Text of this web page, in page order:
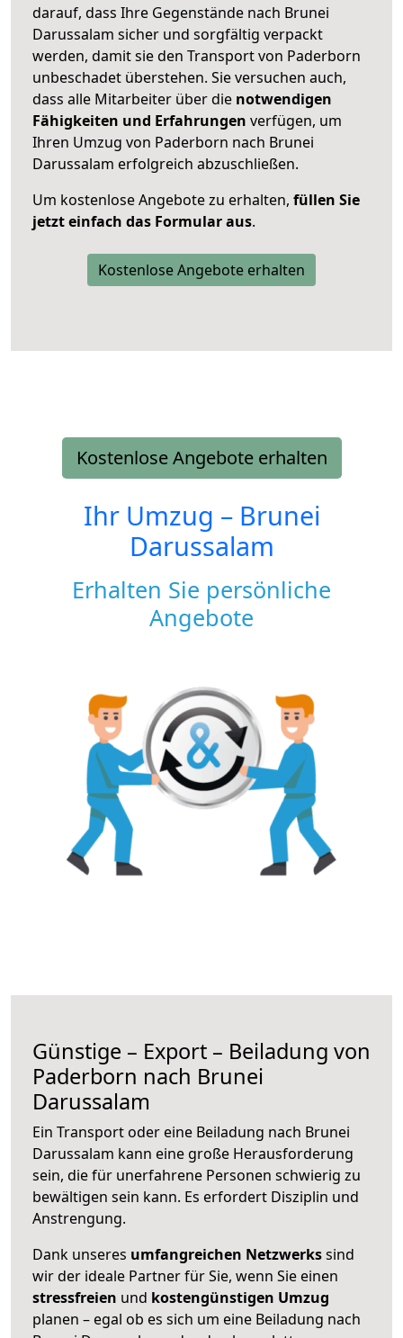
darauf, dass Ihre Gegenstände nach Brunei
Darussalam sicher und sorgfältig verpackt
werden, damit sie den Transport von Paderborn
unbeschadet überstehen. Sie versuchen auch,
dass alle Mitarbeiter über die notwendigen
Fähigkeiten und Erfahrungen verfügen, um
Ihren Umzug von Paderborn nach Brunei
Darussalam erfolgreich abzuschließen.
Um kostenlose Angebote zu erhalten, füllen Sie
jetzt einfach das Formular aus.
Kostenlose Angebote erhalten
Kostenlose Angebote erhalten
Ihr Umzug – Brunei
Darussalam
Erhalten Sie persönliche
Angebote
Günstige – Export – Beiladung von
Paderborn nach Brunei
Darussalam
Ein Transport oder eine Beiladung nach Brunei
Darussalam kann eine große Herausforderung
sein, die für unerfahrene Personen schwierig zu
bewältigen sein kann. Es erfordert Disziplin und
Anstrengung.
Dank unseres umfangreichen Netzwerkssind
wir der ideale Partner für Sie, wenn Sie einen
stressfreien und kostengünstigen Umzug
planen – egal ob es sich um eine Beiladung nach